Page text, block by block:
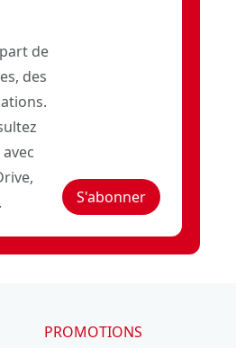
de
des
S'abonner
PROMOTIONS